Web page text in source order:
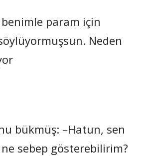
benimle param için
Neden
bükmüş: –Hatun, sen
sebep gösterebilirim?